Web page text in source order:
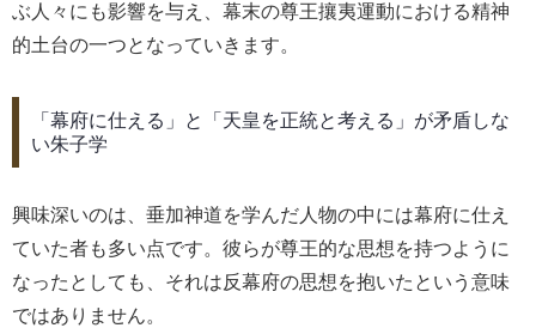
ぶ人々にも影響を与え、幕末の尊王攘夷運動における精神
的土台の一つとなっていきます。
「幕府に仕える」と「天皇を正統と考える」が矛盾しな
い朱子学
興味深いのは、垂加神道を学んだ人物の中には幕府に仕え
ていた者も多い点です。彼らが尊王的な思想を持つように
なったとしても、それは反幕府の思想を抱いたという意味
ではありません。